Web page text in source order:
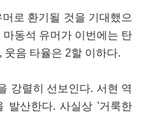
로 환기될 것을 기대했으
동석 유머가 이번에는 탄
음 타율은 2할 이하다.
강렬히 선보인다. 서현 역
발산한다. 사실상 '거룩한